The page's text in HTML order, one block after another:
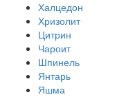
Халцедон
Хризолит
Цитрин
Чароит
Шпинель
Янтарь
Яшма